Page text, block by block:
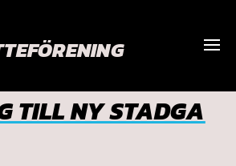
TILL NY STADGA